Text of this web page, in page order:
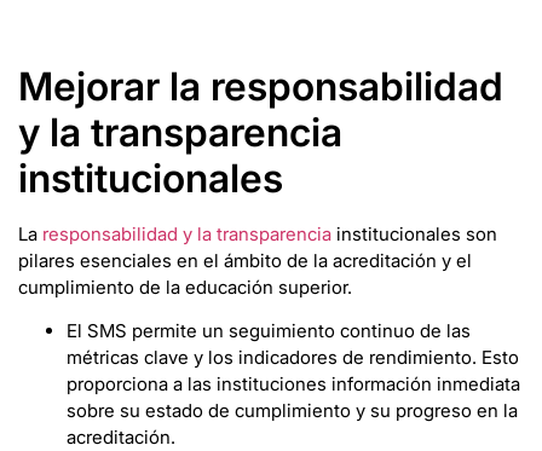
Mejorar la responsabilidad
y la transparencia
institucionales
La responsabilidad y la transparencia institucionales son
pilares esenciales en el ámbito de la acreditación y el
cumplimiento de la educación superior.
El SMS permite un seguimiento continuo de las
métricas clave y los indicadores de rendimiento. Esto
proporciona a las instituciones información inmediata
sobre su estado de cumplimiento y su progreso en la
acreditación.